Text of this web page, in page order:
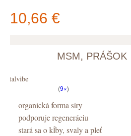
10,66 €
V košíku máteks
MSM, PRÁŠOK
Vitalvibe
(9×)
organická forma síry
podporuje regeneráciu
stará sa o kĺby, svaly a pleť